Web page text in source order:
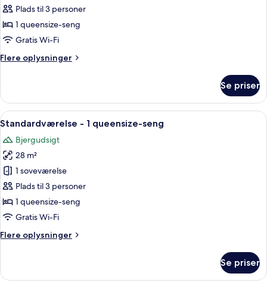
værelse
-
1
seng
Plads til 3 personer
1 queensize-seng
Gratis Wi-Fi
Flere oplysninger
Flere
værelse
1
seng
Se priser
Indlæs
alle
billeder
af
Standardværelse
-
1
queensize-
Minibar, pengeskab på værelset,
7
Standardværelse - 1 queensize-seng
Bjergudsigt
28 m²
1 soveværelse
Plads til 3 personer
1 queensize-seng
Gratis Wi-Fi
Flere oplysninger
Flere
-
Se priser